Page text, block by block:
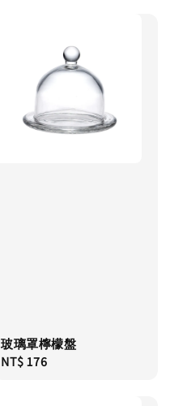
玻璃罩檸檬盤
Regular
NT$ 176